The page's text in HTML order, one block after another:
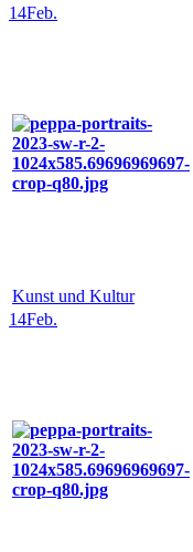
14Feb.
Kunst und Kultur
14Feb.